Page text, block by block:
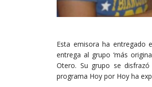
Esta emisora ha entregado
entrega al grupo ‘más
Otero. Su grupo se
programa Hoy por Hoy ha